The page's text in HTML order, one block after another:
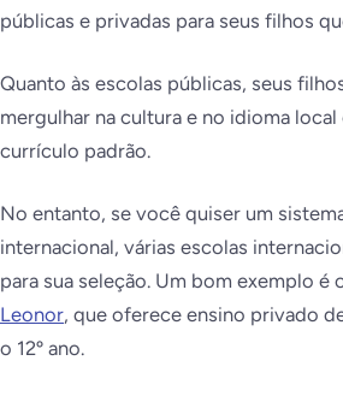
públicas e privadas para seus filhos
Quanto às escolas públicas, seus
mergulhar na cultura e no idioma
currículo padrão.
No entanto, se você quiser um
internacional, várias escolas
para sua seleção. Um bom exemplo é
Leonor, que oferece ensino privado
o 12º ano.